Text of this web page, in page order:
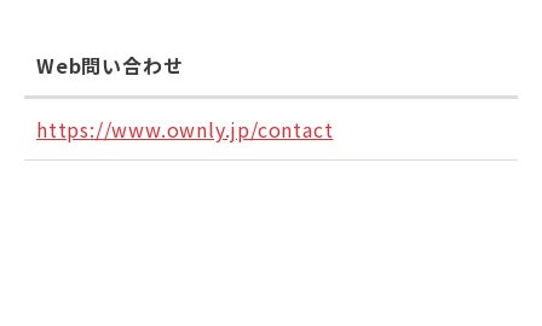
Web問い合わせ
https://www.ownly.jp/contact